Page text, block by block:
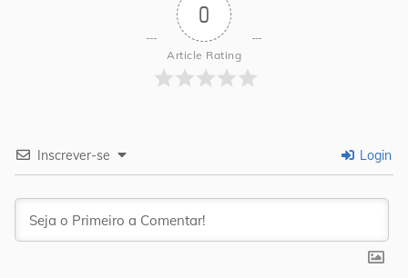
0
Article Rating
Inscrever-se Login